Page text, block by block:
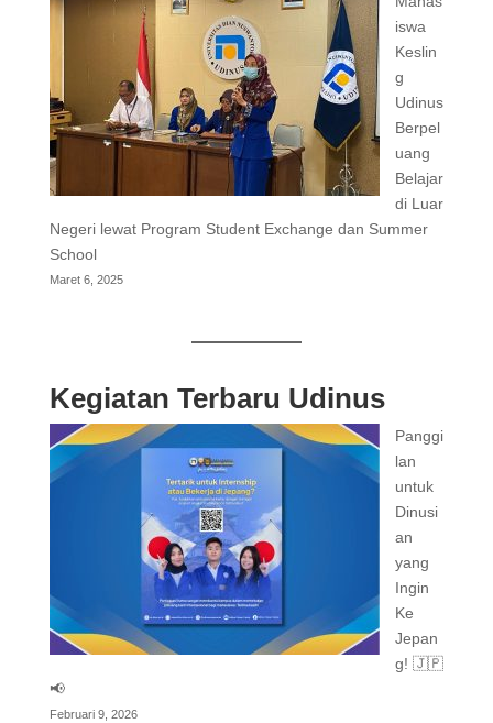
iswa
Keslin
g
Udinus
Berpel
uang
Belajar
di Luar
Negeri lewat Program Student Exchange dan Summer
School
Maret 6, 2025
Kegiatan Terbaru Udinus
Panggi
lan
untuk
Dinusi
an
yang
Ingin
Ke
Jepan
g! 🇯🇵
📢
Februari 9, 2026